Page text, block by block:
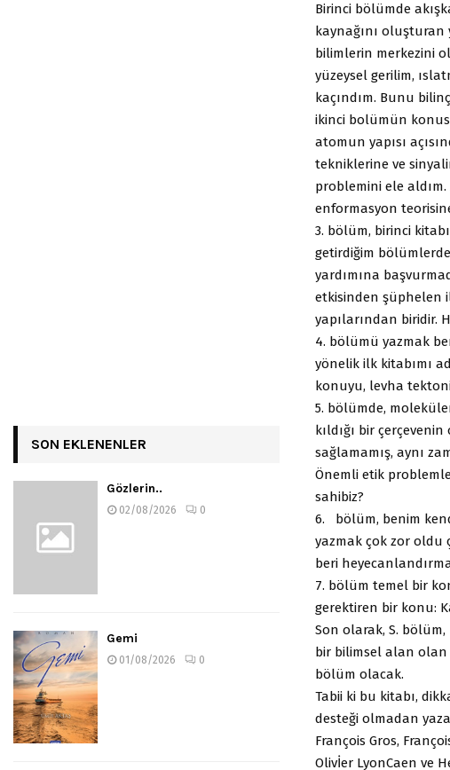
Birinci bölümde
kaynağını
bilimlerin merkezini
yüzeysel gerilim,
kaçındım. Bunu
ikinci bolümün
atomun yapısı
tekniklerine ve
problemini ele
enformasyon
3. bölüm, birinci
getirdiğim
yardımına
etkisinden şüphelen
yapılarından biridir.
4. bölümü yazmak
yönelik ilk kitabımı
konuyu, levha
5. bölümde,
kıldığı bir
sağlamamış, aynı
Önemli etik
sahibiz?
6. bölüm, benim
yazmak çok zor oldu
beri
7. bölüm temel bir
gerektiren bir konu:
Son olarak, S.
bir bilimsel alan olan
bölüm olacak.
Tabii ki bu kitabı,
desteği olmadan
François Gros,
Olivİer LyonCaen ve
SON EKLENENLER
Gözlerin..
02/08/2026 0
Gemi
01/08/2026 0